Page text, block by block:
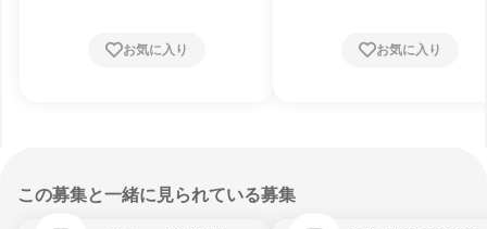
お気に入り お気に入り
この募集と一緒に見られている募集